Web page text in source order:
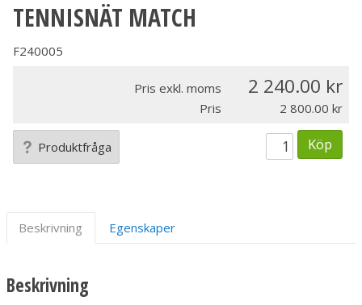
TENNISNÄT MATCH
F240005
Pris exkl. moms 2 240.00
Pris 2 800.00
Produktfråga Köp
Beskrivning Egenskaper
Beskrivning